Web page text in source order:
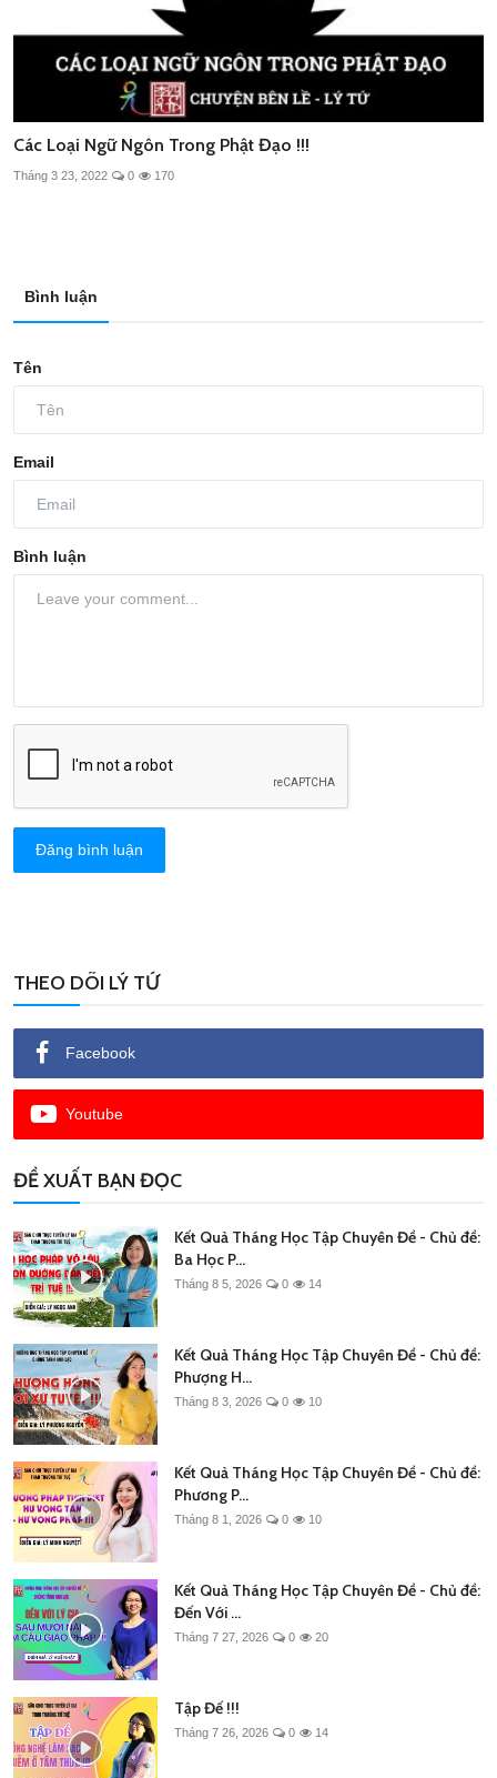
Các Loại Ngữ Ngôn Trong Phật Đạo !!!
Tháng 3 23, 2022 0 170
Bình luận
Tên
Email
Bình luận
Đăng bình luận
THEO DÕI LÝ TỨ
Facebook
Youtube
ĐỀ XUẤT BẠN ĐỌC
Kết Quả Tháng Học Tập Chuyên Đề - Chủ đề:
Ba Học P...
Tháng 8 5, 2026 0 14
Kết Quả Tháng Học Tập Chuyên Đề - Chủ đề:
Phượng H...
Tháng 8 3, 2026 0 10
Kết Quả Tháng Học Tập Chuyên Đề - Chủ đề:
Phương P...
Tháng 8 1, 2026 0 10
Kết Quả Tháng Học Tập Chuyên Đề - Chủ đề:
Đến Với ...
Tháng 7 27, 2026 0 20
Tập Đế !!!
Tháng 7 26, 2026 0 14